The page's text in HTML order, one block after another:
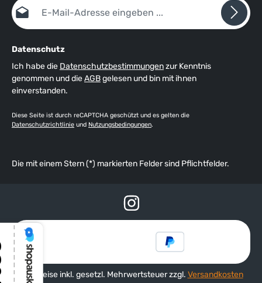
Datenschutz
Ich habe die Datenschutzbestimmungenzur Kenntnis
genommen und dieAGBgelesen und bin mit ihnen
einverstanden.
Diese Seite ist durch reCAPTCHA geschützt und es gelten die
Datenschutzrichtlinie und Nutzungsbedingungen.
Die mit einem Stern (*) markierten Felder sind Pflichtfelder.
Alle Preise inkl. gesetzl. Mehrwertsteuer zzgl. Versandkosten